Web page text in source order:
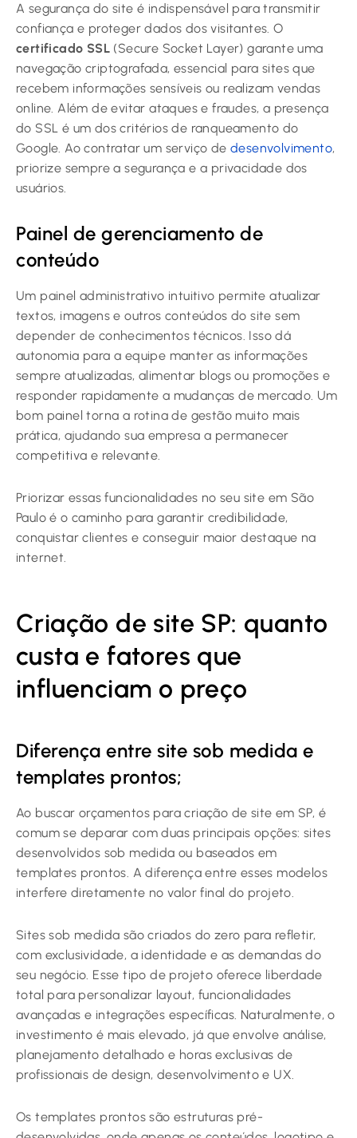
A segurança do site é indispensável para transmitir
confiança e proteger dados dos visitantes. O
certificado SSL (Secure Socket Layer) garante uma
navegação criptografada, essencial para sites que
recebem informações sensíveis ou realizam vendas
online. Além de evitar ataques e fraudes, a presença
do SSL é um dos critérios de ranqueamento do
Google. Ao contratar um serviço de desenvolvimento,
priorize sempre a segurança e a privacidade dos
usuários.
Painel de gerenciamento de
conteúdo
Um painel administrativo intuitivo permite atualizar
textos, imagens e outros conteúdos do site sem
depender de conhecimentos técnicos. Isso dá
autonomia para a equipe manter as informações
sempre atualizadas, alimentar blogs ou promoções e
responder rapidamente a mudanças de mercado. Um
bom painel torna a rotina de gestão muito mais
prática, ajudando sua empresa a permanecer
competitiva e relevante.
Priorizar essas funcionalidades no seu site em São
Paulo é o caminho para garantir credibilidade,
conquistar clientes e conseguir maior destaque na
internet.
Criação de site SP: quanto
custa e fatores que
influenciam o preço
Diferença entre site sob medida e
templates prontos;
Ao buscar orçamentos para criação de site em SP, é
comum se deparar com duas principais opções: sites
desenvolvidos sob medida ou baseados em
templates prontos. A diferença entre esses modelos
interfere diretamente no valor final do projeto.
Sites sob medida são criados do zero para refletir,
com exclusividade, a identidade e as demandas do
seu negócio. Esse tipo de projeto oferece liberdade
total para personalizar layout, funcionalidades
avançadas e integrações específicas. Naturalmente, o
investimento é mais elevado, já que envolve análise,
planejamento detalhado e horas exclusivas de
profissionais de design, desenvolvimento e UX.
Os templates prontos são estruturas pré-